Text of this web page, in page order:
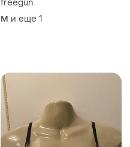
freegun.
M и еще 1